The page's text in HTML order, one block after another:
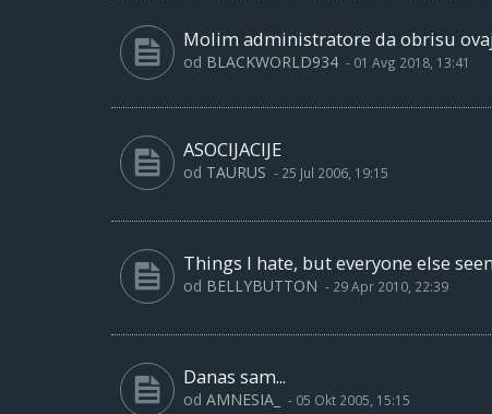
Molim administratore da obrisu
od BLACKWORLD934 - 01 Avg 2018, 13:41
ASOCIJACIJE
od TAURUS - 25 Jul 2006, 19:15
Things I hate, but everyone else
od BELLYBUTTON - 29 Apr 2010, 22:39
Danas sam...
od AMNESIA_ - 05 Okt 2005, 15:15